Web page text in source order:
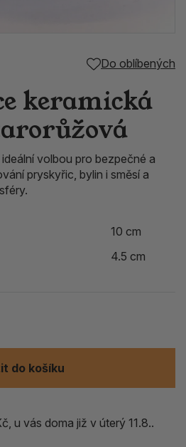
Do oblíbených
keramická
volbou pro bezpečné a
pryskyřic, bylin i směsí a
10 cm
4.5 cm
Vložit do košíku
u vás doma již v úterý 11.8..